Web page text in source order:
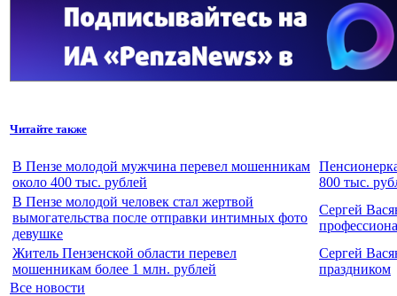
Читайте также
В Пензе молодой мужчина перевел мошенникам
около 400 тыс. рублей
800 тыс.
В Пензе молодой человек стал жертвой
вымогательства после отправки интимных фото
девушке
Сергей
Житель Пензенской области перевел
мошенникам более 1 млн. рублей
Сергей
праздником
Все новости